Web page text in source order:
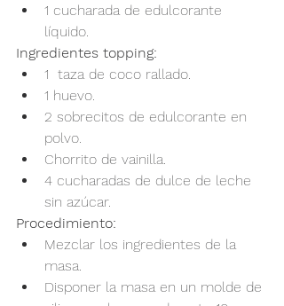
1 cucharada de edulcorante
líquido.
Ingredientes topping:
1  taza de coco rallado.
1 huevo.
2 sobrecitos de edulcorante en
polvo.
Chorrito de vainilla.
4 cucharadas de dulce de leche
sin azúcar.
Procedimiento:
Mezclar los ingredientes de la
masa.
Disponer la masa en un molde de